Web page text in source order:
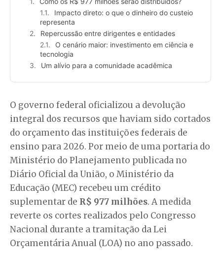
Impacto direto: o que o dinheiro do custeio
representa
Repercussão entre dirigentes e entidades
O cenário maior: investimento em ciência e
tecnologia
Um alívio para a comunidade acadêmica
O governo federal oficializou a devolução
integral dos recursos que haviam sido cortados
do orçamento das instituições federais de
ensino para 2026. Por meio de uma portaria do
Ministério do Planejamento publicada no
Diário Oficial da União, o Ministério da
Educação (MEC) recebeu um crédito
suplementar de R$ 977 milhões. A medida
reverte os cortes realizados pelo Congresso
Nacional durante a tramitação da Lei
Orçamentária Anual (LOA) no ano passado.